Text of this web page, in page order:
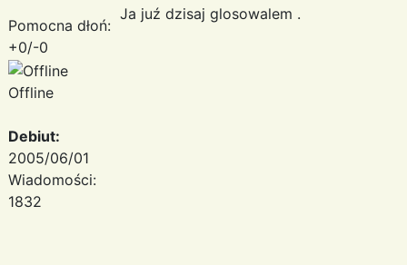
Pomocna dłoń:
+0/-0
Offline
Debiut:
2005/06/01
Wiadomości:
1832
Ja juź dzisaj glosowalem .